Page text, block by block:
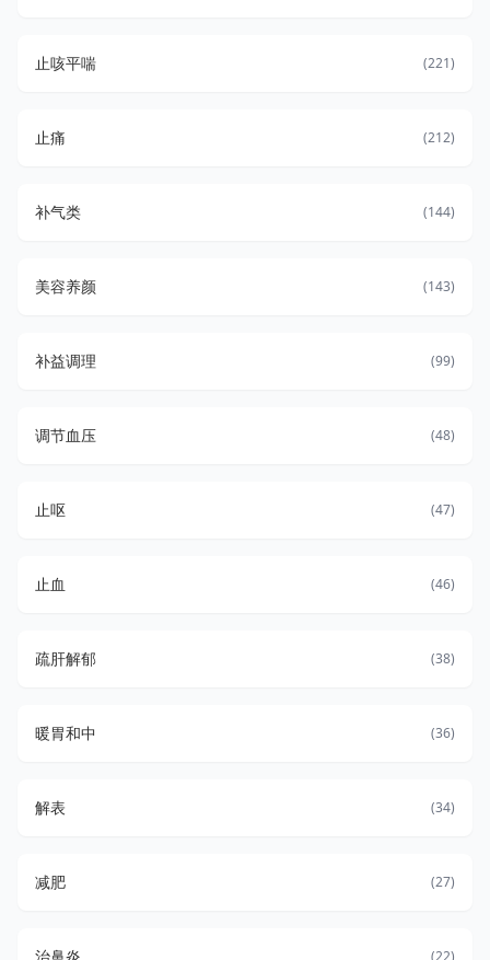
止咳平喘 (221)
止痛 (212)
补气类 (144)
美容养颜 (143)
补益调理 (99)
调节血压 (48)
止呕 (47)
止血 (46)
疏肝解郁 (38)
暖胃和中 (36)
解表 (34)
减肥 (27)
(22)